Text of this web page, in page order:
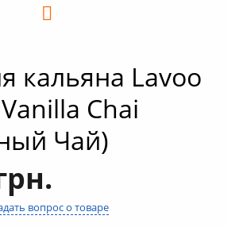
кальяна Lavoo
Chai
Чай)
вопрос о товаре